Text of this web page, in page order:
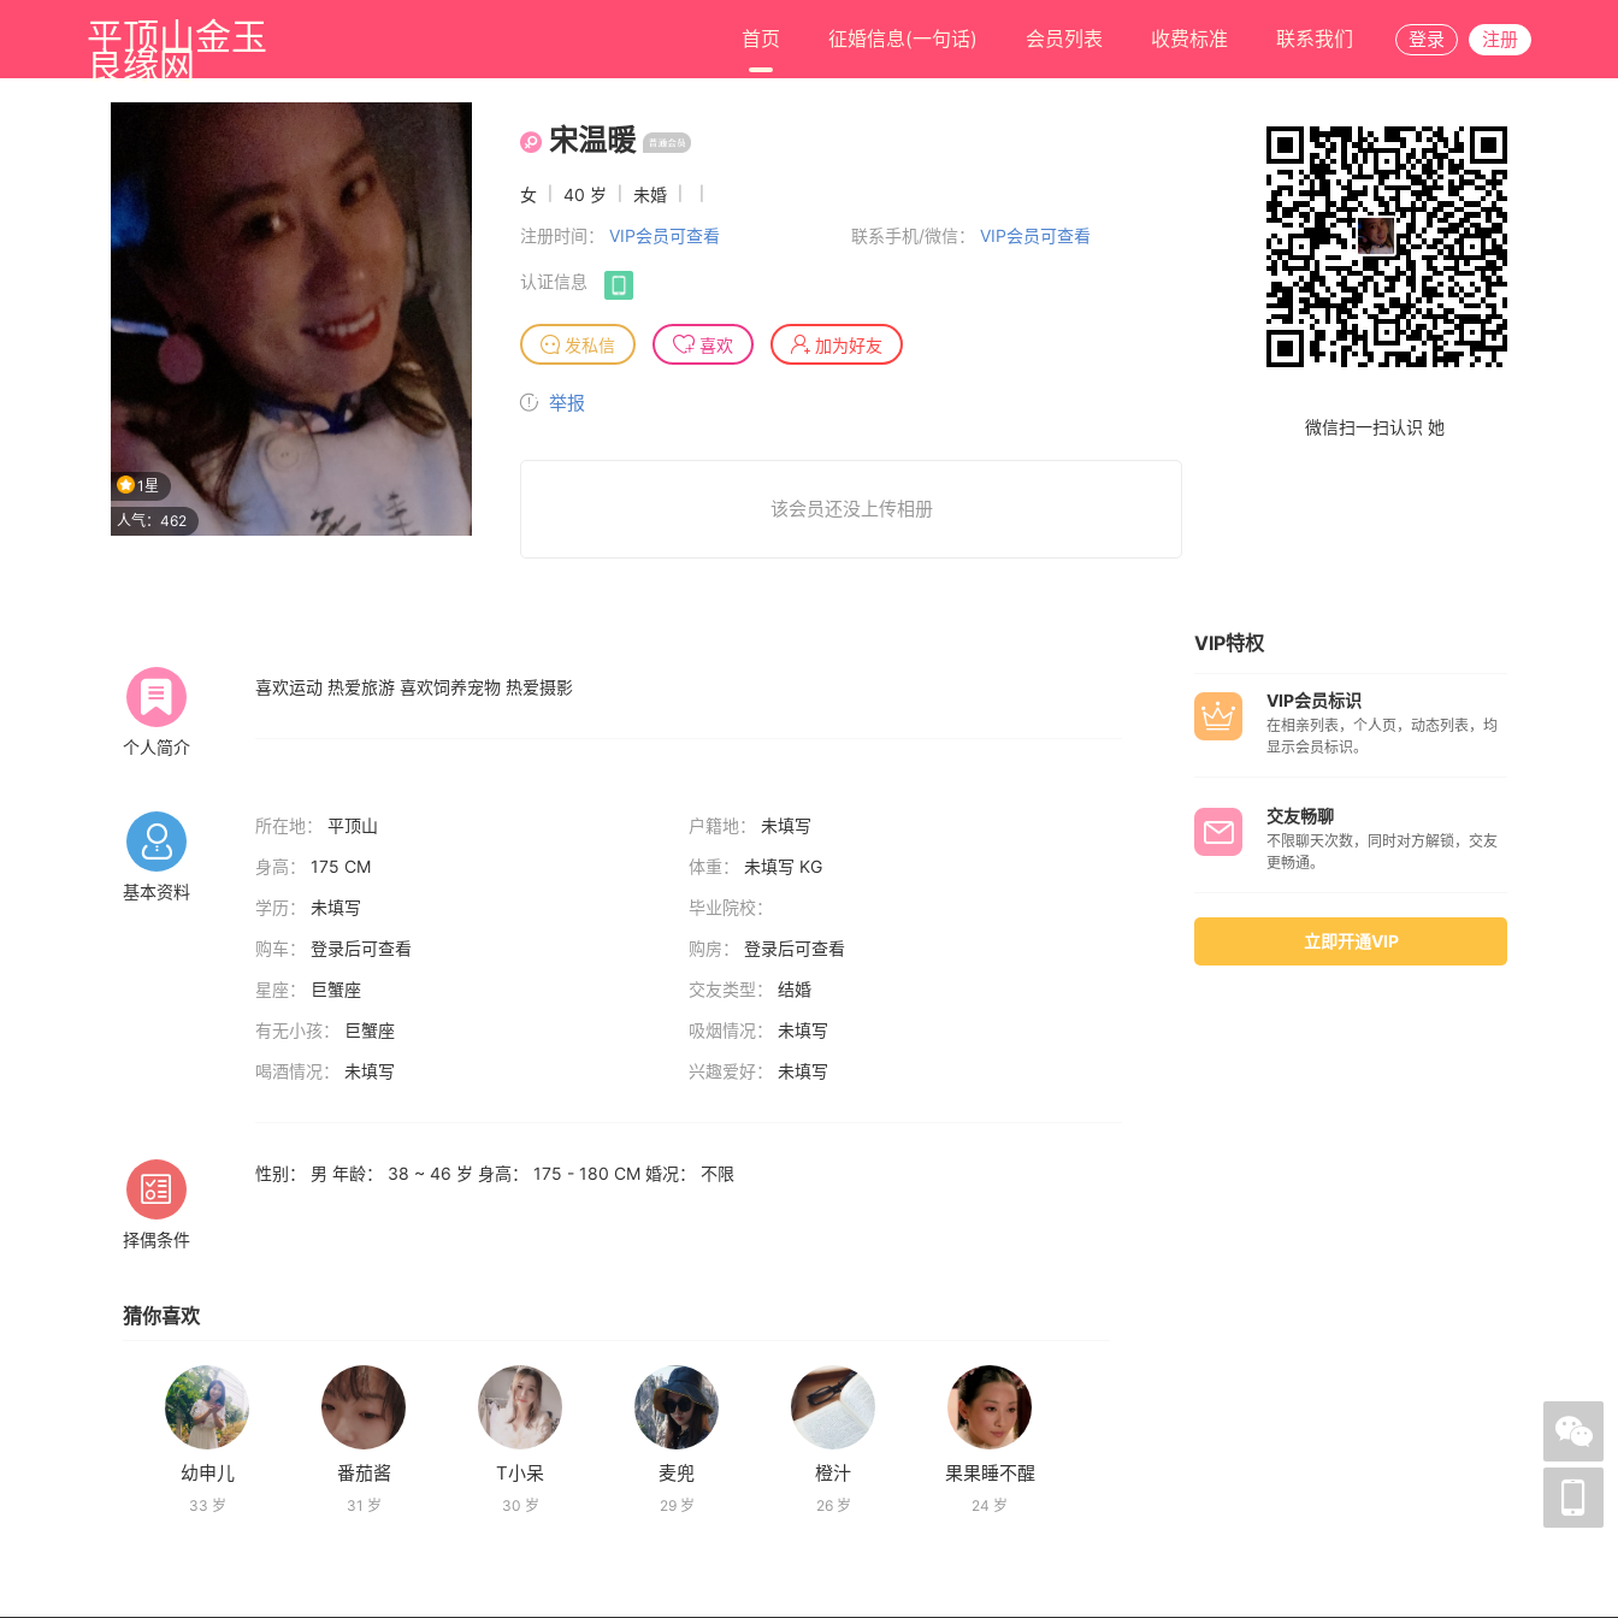
平顶山金玉
良缘网
首页 征婚信息(一句话) 会员列表 收费标准 联系我们 登录 注册
1星
人气：462
宋温暖
女 40 岁 未婚
注册时间： VIP会员可查看 联系手机/微信： VIP会员可查看
认证信息
发私信 喜欢 加为好友
举报
该会员还没上传相册
微信扫一扫认识 她
个人简介
喜欢运动 热爱旅游 喜欢饲养宠物 热爱摄影
基本资料
所在地： 平顶山 户籍地：
未填写
身高：
175 CM 体重：
未填写 KG
学历：
未填写
毕业院校：
购车：
登录后可查看 购房：
登录后可查看
星座：
巨蟹座 交友类型：
结婚
有无小孩：
巨蟹座 吸烟情况：
未填写
喝酒情况：
未填写 兴趣爱好： 未填写
择偶条件
性别： 男 年龄： 38 ~ 46 岁 身高： 175 - 180 CM 婚况： 不限
猜你喜欢
幼申儿
33 岁
番茄酱
31 岁
T小呆
30 岁
麦兜
29 岁
橙汁
26 岁
果果睡不醒
24 岁
VIP特权
VIP会员标识
在相亲列表，个人页，动态列表，均
显示会员标识。
交友畅聊
不限聊天次数，同时对方解锁，交友
更畅通。
立即开通VIP